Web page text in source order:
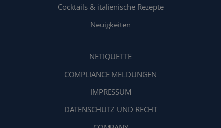
Cocktails & italienische Rezepte
Neuigkeiten
NETIQUETTE
COMPLIANCE MELDUNGEN
IMPRESSUM
DATENSCHUTZ UND RECHT